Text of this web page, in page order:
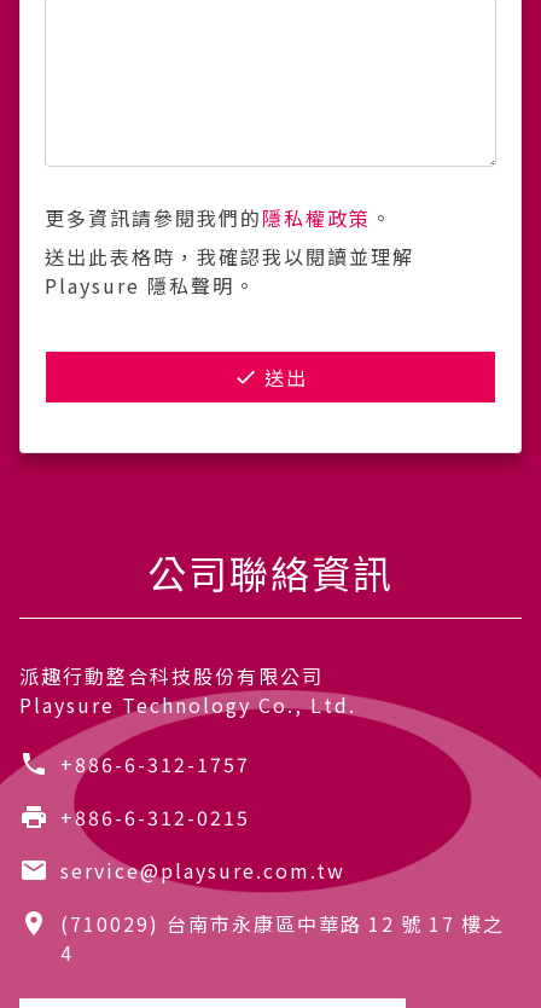
更多資訊請參閱我們的隱私權政策 。
送出此表格時，我確認我以閱讀並理解
Playsure 隱私聲明。
送出
公司聯絡資訊
派趣行動整合科技股份有限公司
Playsure Technology Co., Ltd.
+886-6-312-1757
+886-6-312-0215
service@playsure.com.tw
(710029) 台南市永康區中華路 12 號 17 樓之
4